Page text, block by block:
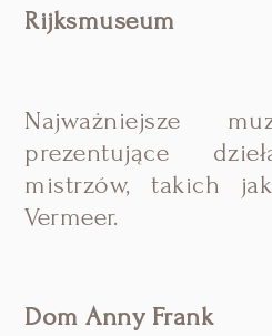
Rijksmuseum
Najważniejsze
prezentujące
mistrzów, takich
Vermeer.
Dom Anny Frank